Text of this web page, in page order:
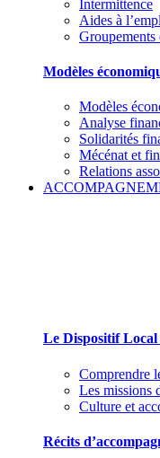
Intermittence
Aides à
Groupements
Modèles
Modèles
Analyse
Solidarités
Mécénat et
Relations
Le Dispositif Local
Comprendre
Les missions
Culture et
Récits